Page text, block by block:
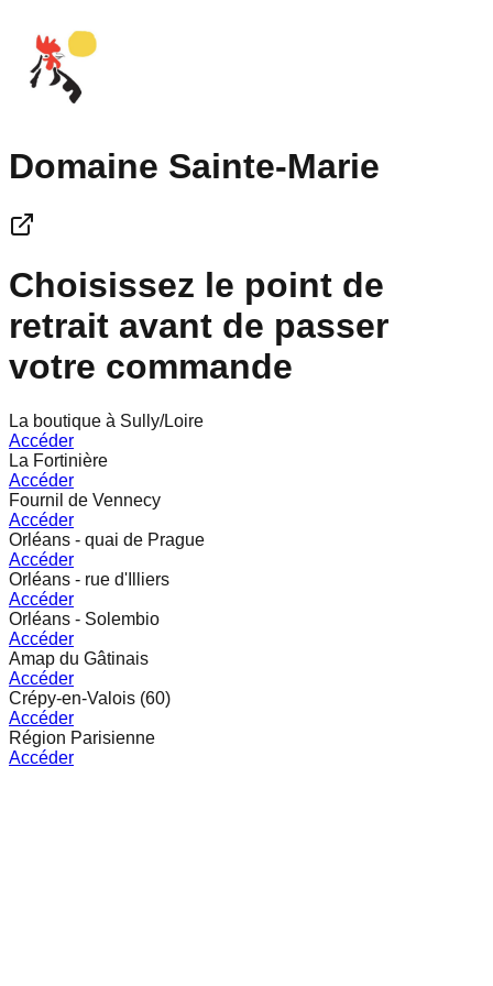
Domaine Sainte-Marie
Choisissez le point de
retrait avant de passer
votre commande
La boutique à Sully/Loire
Accéder
La Fortinière
Accéder
Fournil de Vennecy
Accéder
Orléans - quai de Prague
Accéder
Orléans - rue d'Illiers
Accéder
Orléans - Solembio
Accéder
Amap du Gâtinais
Accéder
Crépy-en-Valois (60)
Accéder
Région Parisienne
Accéder